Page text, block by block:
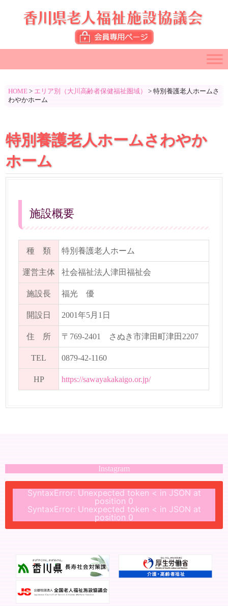
HOME > エリア別（大川高齢者保健福祉圏域） >特別養護老人ホームさ
わやかホーム
特別養護老人ホームさわやか
ホーム
施設概要
種 類 特別養護老人ホーム
運営主体 社会福祉法人津田福祉会
施設長 福光 優
開設日 2001年5月1日
住 所 〒769-2401 さぬき市津田町津田2207
TEL 0879-42-1160
HP https://sawayakakaigo.or.jp/
Instagram
SyntaxError: Unexpected token < in JSON at
position 0
SyntaxError: Unexpected token < in JSON at
position 0